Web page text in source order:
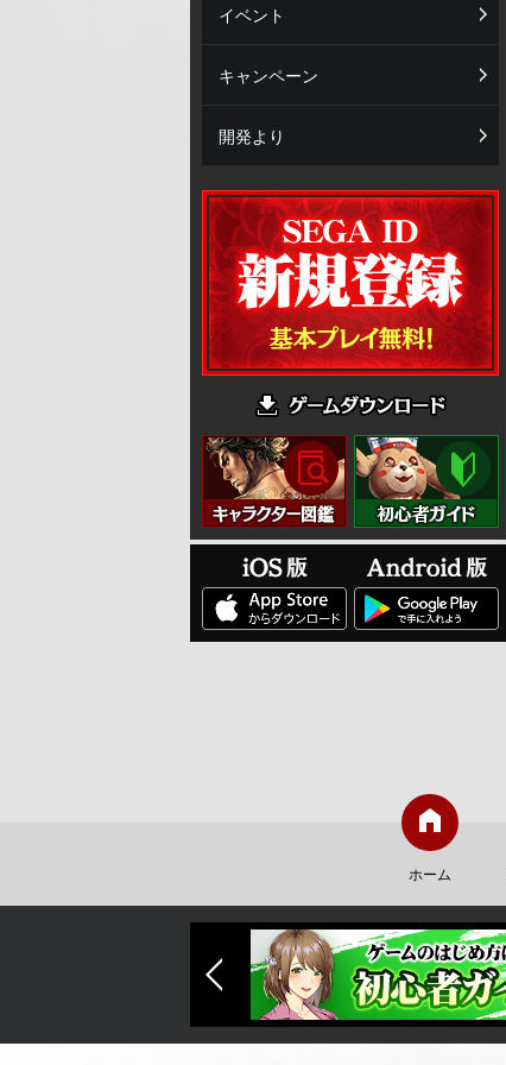
イベント
キャンペーン
開発より
ホーム